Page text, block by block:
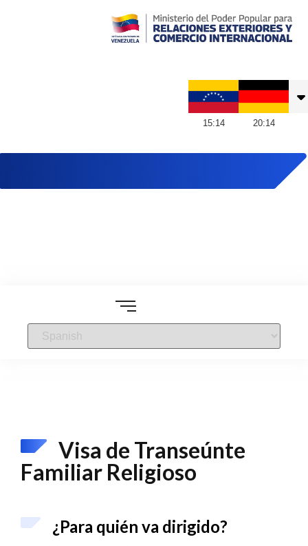
15:14 20:14
Visa de Transeúnte
Familiar Religioso
¿Para quién va dirigido?